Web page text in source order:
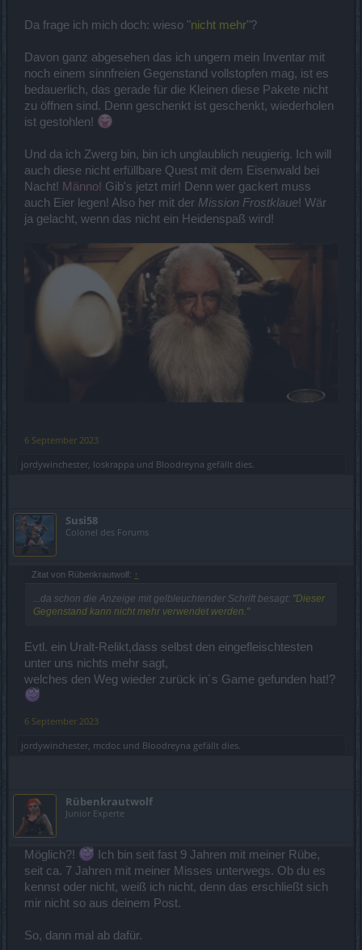
Da frage ich mich doch: wieso "nicht mehr"?
Davon ganz abgesehen das ich ungern mein Inventar mit
noch einem sinnfreien Gegenstand vollstopfen mag, ist es
bedauerlich, das gerade für die Kleinen diese Pakete nicht
zu öffnen sind. Denn geschenkt ist geschenkt, wiederholen
ist gestohlen!
Und da ich Zwerg bin, bin ich unglaublich neugierig. Ich will
auch diese nicht erfüllbare Quest mit dem Eisenwald bei
Nacht! Männo! Gib's jetzt mir! Denn wer gackert muss
auch Eier legen! Also her mit der Mission Frostklaue! Wär
ja gelacht, wenn das nicht ein Heidenspaß wird!
6 September 2023
jordywinchester loskrappa und Bloodreyna gefällt dies.
Susi58
Colonel des Forums
Zitat von Rübenkrautwolf: ↑
...da schon die Anzeige mit gelbleuchtender Schrift besagt: "Dieser
Gegenstand kann nicht mehr verwendet werden."
Evtl. ein Uralt-Relikt,dass selbst den eingefleischtesten
unter uns nichts mehr sagt,
welches den Weg wieder zurück in´s Game gefunden hat!?
6 September 2023
jordywinchester mcdoc und Bloodreyna gefällt dies.
Rübenkrautwolf
Junior Experte
Möglich?!
Ich bin seit fast 9 Jahren mit meiner Rübe,
seit ca. 7 Jahren mit meiner Misses unterwegs. Ob du es
kennst oder nicht, weiß ich nicht, denn das erschließt sich
mir nicht so aus deinem Post.
So, dann mal ab dafür.